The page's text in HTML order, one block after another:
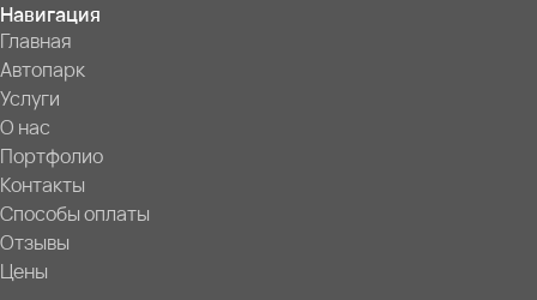
Навигация
Главная
Автопарк
Услуги
О нас
Портфолио
Контакты
Способы оплаты
Отзывы
Цены